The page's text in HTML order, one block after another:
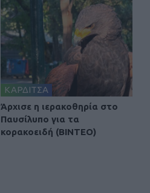
ΚΑΡΔΙΤΣΑ
Άρχισε η ιερακοθηρία στο
Παυσίλυπο για τα
κορακοειδή (ΒΙΝΤΕΟ)